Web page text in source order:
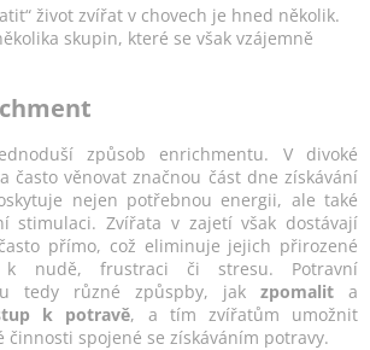
život zvířat v chovech je hned několik.
skupin, které se však vzájemně
způsob enrichmentu. V divoké
často věnovat značnou část dne získávání
nejen potřebnou energii, ale také
stimulaci. Zvířata v zajetí však dostávají
přímo, což eliminuje jejich přirozené
nudě, frustraci či stresu. Potravní
tedy různé způspby, jak zpomalit a
k potravě, a tím zvířatům umožnit
činnosti spojené se získáváním potravy.